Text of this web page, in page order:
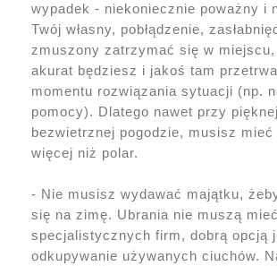
wypadek - niekoniecznie poważny i
Twój własny, pobłądzenie,
zmuszony zatrzymać się w
akurat będziesz i jakoś tam
momentu rozwiązania sytuacji (np.
pomocy). Dlatego nawet przy
bezwietrznej pogodzie, musisz
więcej niż polar.
- Nie musisz wydawać majątku,
się na zimę. Ubrania nie muszą
specjalistycznych firm, dobrą opcją
odkupywanie używanych ciuchów.